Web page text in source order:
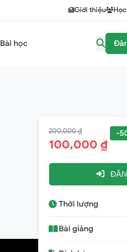
Giới thiệu
Bài học
200,000 ₫
100,000 ₫
-
Thời lượng
Bài giảng